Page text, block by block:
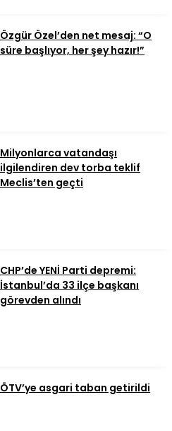
Özgür Özel’den net mesaj: “O
süre başlıyor, her şey hazır!”
Milyonlarca vatandaşı
ilgilendiren dev torba teklif
Meclis’ten geçti
CHP’de YENİ Parti depremi:
İstanbul’da 33 ilçe başkanı
görevden alındı
ÖTV’ye asgari taban getirildi